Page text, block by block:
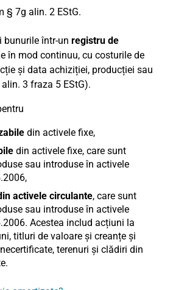
§ 7g alin. 2 EStG.
bunurile într-un registru de
în mod continuu, cu costurile de
și data achiziției, producției sau
3 fraza 5 EStG).
din activele fixe,
din activele fixe, care sunt
sau introduse în activele
activele circulante, care sunt
sau introduse în activele
Acestea includ acțiuni la
titluri de valoare și creanțe și
terenuri și clădiri din